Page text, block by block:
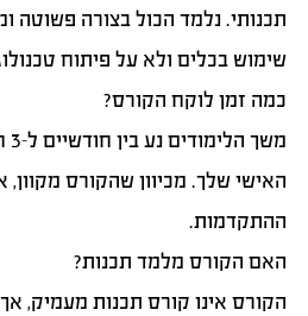
תכנותי. נלמד הכול בצורה פשוטה
שימוש בכלים ולא על פיתוח
כמה זמן לוקח הקורס?
האישי שלך. מכיוון שהקורס
ההתקדמות.
האם הקורס מלמד תכנות?
הקורס אינו קורס תכנות מעמיק,